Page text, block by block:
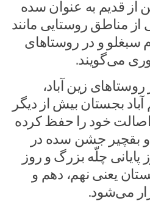
از قدیم به عنوان سده
مناطق روستایی مانند
سبغلو و در روستاهای
می‌گویند.
زین آباد،
بجستان بیش از دیگر
اصالت خود را حفظ کرده
و بقچیر جشن سده در
و شامگاه ۲ روز پایانی چلّه بزرگ و روز
یعنی نهم، دهم و
می‌شود.